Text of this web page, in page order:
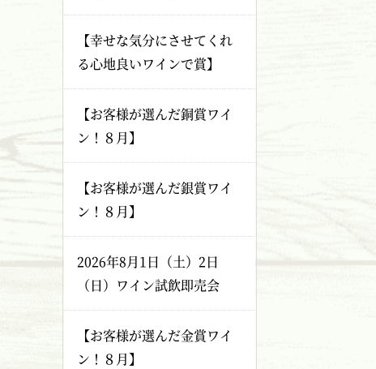
【幸せな気分にさせてくれ
る心地良いワインで賞】
【お客様が選んだ銅賞ワイ
ン！８月】
【お客様が選んだ銀賞ワイ
ン！８月】
2026年8月1日（土）2日
（日）ワイン試飲即売会
【お客様が選んだ金賞ワイ
ン！８月】